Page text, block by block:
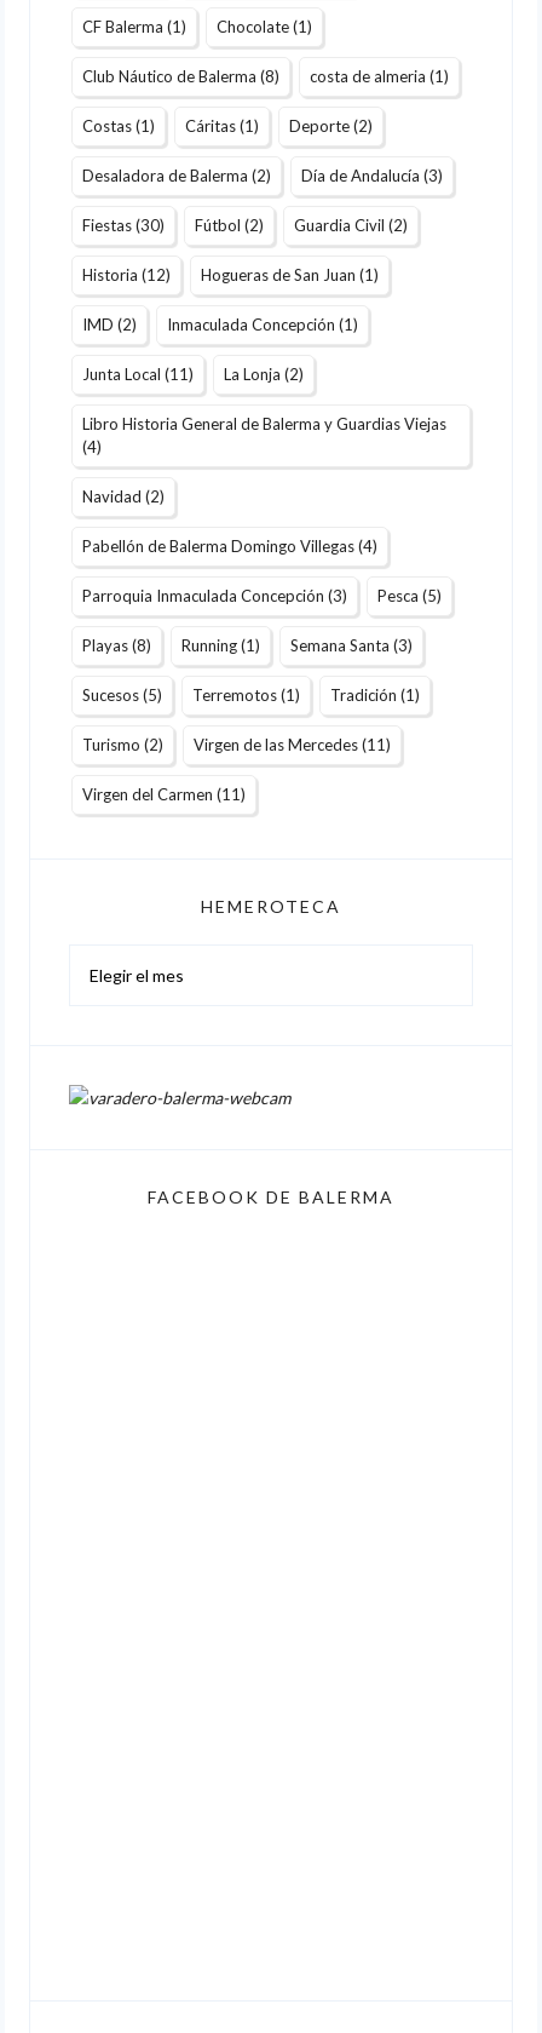
CF Balerma (1) Chocolate(1)
Club Náutico de Balerma (8) costa de almeria (1)
Costas(1) Cáritas(1) Deporte(2)
Desaladora de Balerma (2) Día de Andalucía (3)
Fiestas(30) Fútbol (2) Guardia Civil (2)
Historia (12) Hogueras de San Juan (1)
IMD (2) Inmaculada Concepción (1)
Junta Local (11) La Lonja (2)
Libro Historia General de Balerma y Guardias Viejas
(4)
Navidad (2)
Pabellón de Balerma Domingo Villegas(4)
Parroquia Inmaculada Concepción (3) Pesca (5)
Playas(8) Running(1) Semana Santa (3)
Sucesos(5) Terremotos(1) Tradición (1)
Turismo (2) Virgen de las Mercedes(11)
Virgen del Carmen (11)
HEMEROTECA
FACEBOOK DE BALERMA